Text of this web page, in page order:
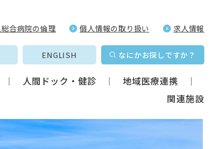
合病院の倫理 個人情報の取り扱い 求人情報
ENGLISH なにかお探しですか？
人間ドック・健診
地域医療連携
関連施設